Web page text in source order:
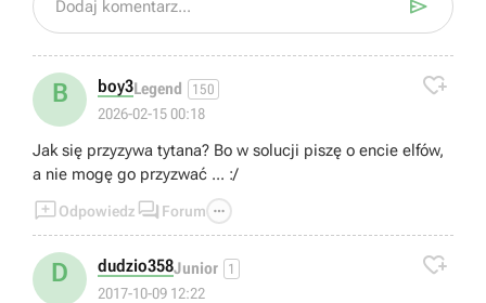
Dodaj komentarz... 
B boy3Legend 150
2026-02-15 00:18

Jak się przyzywa tytana? Bo w solucji piszę o encie elfów,
a nie mogę go przyzwać ... :/
Odpowiedz  Forum 
D dudzio358Junior 1
2017-10-09 12:22
